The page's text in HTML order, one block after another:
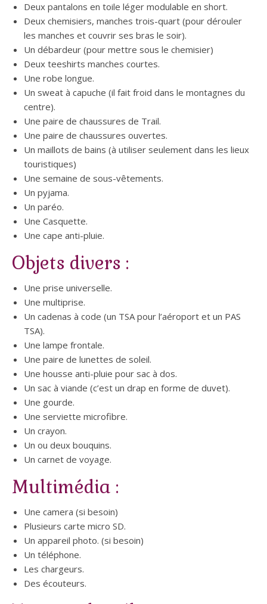
Deux pantalons en toile léger modulable en short.
Deux chemisiers, manches trois-quart (pour dérouler
les manches et couvrir ses bras le soir).
Un débardeur (pour mettre sous le chemisier)
Deux teeshirts manches courtes.
Une robe longue.
Un sweat à capuche (il fait froid dans le montagnes du
centre).
Une paire de chaussures de Trail.
Une paire de chaussures ouvertes.
Un maillots de bains (à utiliser seulement dans les lieux
touristiques)
Une semaine de sous-vêtements.
Un pyjama.
Un paréo.
Une Casquette.
Une cape anti-pluie.
Objets divers :
Une prise universelle.
Une multiprise.
Un cadenas à code (un TSA pour l’aéroport et un PAS
TSA).
Une lampe frontale.
Une paire de lunettes de soleil.
Une housse anti-pluie pour sac à dos.
Un sac à viande (c’est un drap en forme de duvet).
Une gourde.
Une serviette microfibre.
Un crayon.
Un ou deux bouquins.
Un carnet de voyage.
Multimédia :
Une camera (si besoin)
Plusieurs carte micro SD.
Un appareil photo. (si besoin)
Un téléphone.
Les chargeurs.
Des écouteurs.